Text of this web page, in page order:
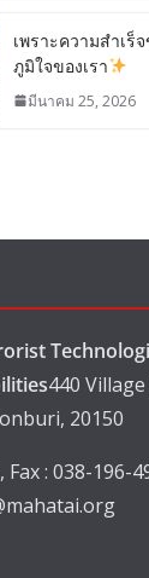
เพราะความสำเร็
ภูมิใจของเรา
มีนาคม 25, 2026
440
20150
Fax : 038-196-